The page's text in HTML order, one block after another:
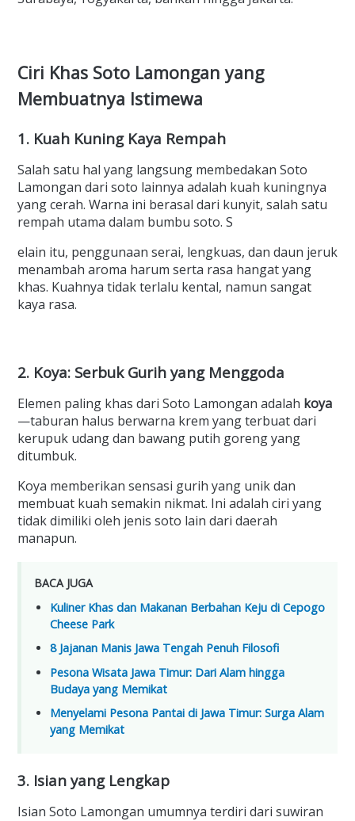
Ciri Khas Soto Lamongan yang
Membuatnya Istimewa
1. Kuah Kuning Kaya Rempah
Salah satu hal yang langsung membedakan Soto
Lamongan dari soto lainnya adalah kuah kuningnya
yang cerah. Warna ini berasal dari kunyit, salah satu
rempah utama dalam bumbu soto. S
elain itu, penggunaan serai, lengkuas, dan daun jeruk
menambah aroma harum serta rasa hangat yang
khas. Kuahnya tidak terlalu kental, namun sangat
kaya rasa.
2. Koya: Serbuk Gurih yang Menggoda
Elemen paling khas dari Soto Lamongan adalah koya
—taburan halus berwarna krem yang terbuat dari
kerupuk udang dan bawang putih goreng yang
ditumbuk.
Koya memberikan sensasi gurih yang unik dan
membuat kuah semakin nikmat. Ini adalah ciri yang
tidak dimiliki oleh jenis soto lain dari daerah
manapun.
BACA JUGA
Kuliner Khas dan Makanan Berbahan Keju di Cepogo
Cheese Park
8 Jajanan Manis Jawa Tengah Penuh Filosofi
Pesona Wisata Jawa Timur: Dari Alam hingga
Budaya yang Memikat
Menyelami Pesona Pantai di Jawa Timur: Surga Alam
yang Memikat
3. Isian yang Lengkap
Isian Soto Lamongan umumnya terdiri dari suwiran